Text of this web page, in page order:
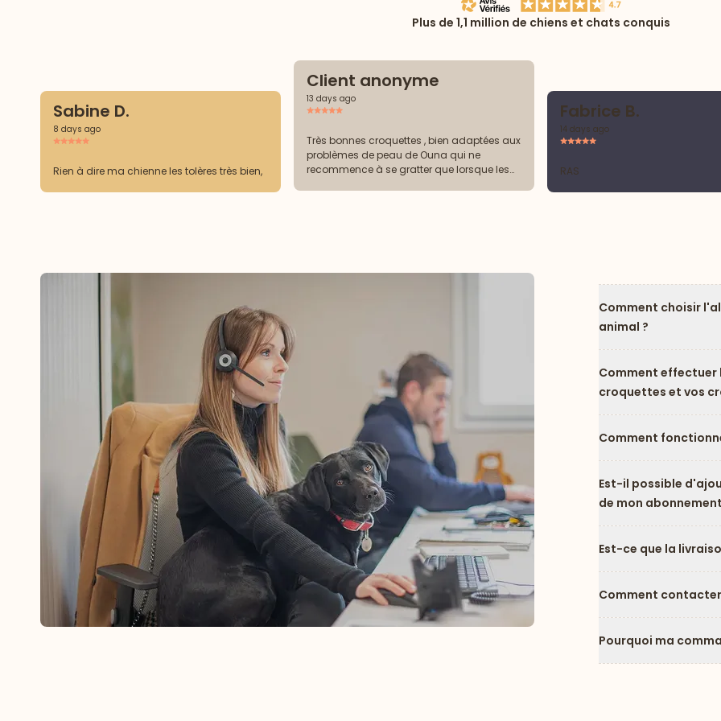
Plus de 1,1 million de chiens et chats conquis
Sabine D.
8 days ago
Rien à dire ma chienne les tolères très bien,
Client anonyme
13 days ago
Très bonnes croquettes , bien adaptées aux
problèmes de peau de Ouna qui ne
recommence à se gratter que lorsque les
Fabrice B.
14 days ago
RAS
Comment choisir
animal ?
Comment effectuer
croquettes et vos
Comment
Est-il possible
de mon
Est-ce que la
Comment
Pourquoi ma